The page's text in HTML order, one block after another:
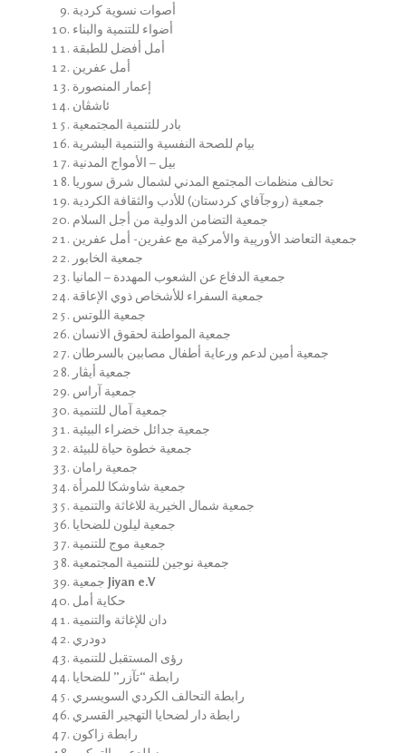
أصوات نسوية كردية
أضواء للتنمية والبناء
أمل أفضل للطبقة
أمل عفرين
إعمار المنصورة
ئاشڤان
بادر للتنمية المجتمعية
بيام للصحة النفسية والتنمية البشرية
بيل – الأمواج المدنية
تحالف منظمات المجتمع المدني لشمال شرق سوريا
جمعية (روجآفاي كردستان) للأدب والثقافة الكردية
جمعية التضامن الدولية من أجل السلام
جمعية التعاضد الأورپية والأمركية مع عفرين- أمل عفرين
جمعية الخابور
جمعية الدفاع عن الشعوب المهددة – المانيا
جمعية السفراء للأشخاص ذوي الإعاقة
جمعية اللوتس
جمعية المواطنة لحقوق الانسان
جمعية أمين لدعم ورعاية أطفال مصابين بالسرطان
جمعية أيڤار
جمعية آراس
جمعية آمال للتنمية
جمعية جدائل خضراء البيئية
جمعية خطوة حياة للبيئة
جمعية رامان
جمعية شاوشكا للمرأة
جمعية شمال الخيرية للاغاثة والتنمية
جمعية ليلون للضحايا
جمعية موج للتنمية
جمعية نوجين للتنمية المجتمعية
Jiyan e.V
حكاية أمل
دان للإغاثة والتنمية
دودري
رؤى المستقبل للتنمية
رابطة “تآزر” للضحايا
رابطة التحالف الكردي السويسري
رابطة دار لضحايا التهجير القسري
رابطة زاكون